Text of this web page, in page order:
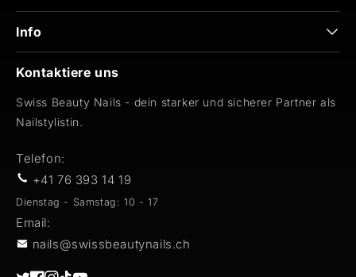
Info
Kontaktiere uns
Swiss Beauty Nails - dein starker und sicherer Partner als
Nailstylistin.
Telefon:
+41 76 393 14 19
Dienstag - Samstag: 10 - 17
Email:
nails@swissbeautynails.ch